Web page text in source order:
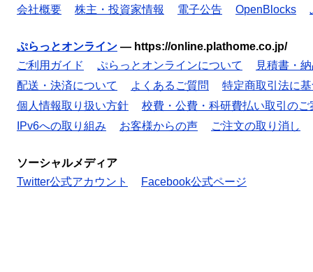
会社概要 株主・投資家情報 電子公告 OpenBlocks
ぷらっとオンライン — https://online.plathome.co.jp/
ご利用ガイド
ぷらっとオンラインについて
見積書・
配送・決済について
よくあるご質問
特定商取引法に
個人情報取り扱い方針
校費・公費・科研費払い取引のご
IPv6への取り組み
お客様からの声 ご注文の取り消し
ソーシャルメディア
Twitter公式アカウント
Facebook公式ページ